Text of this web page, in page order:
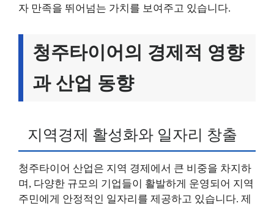
자 만족을 뛰어넘는 가치를 보여주고 있습니다.
청주타이어의 경제적 영향
과 산업 동향
지역경제 활성화와 일자리 창출
청주타이어 산업은 지역 경제에서 큰 비중을 차지하
며, 다양한 규모의 기업들이 활발하게 운영되어 지역
주민에게 안정적인 일자리를 제공하고 있습니다. 제